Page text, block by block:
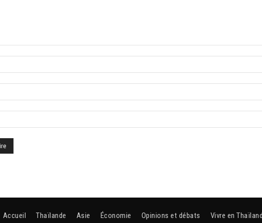
Accueil Thaïlande Asie Économie Opinions et débats Vivre en